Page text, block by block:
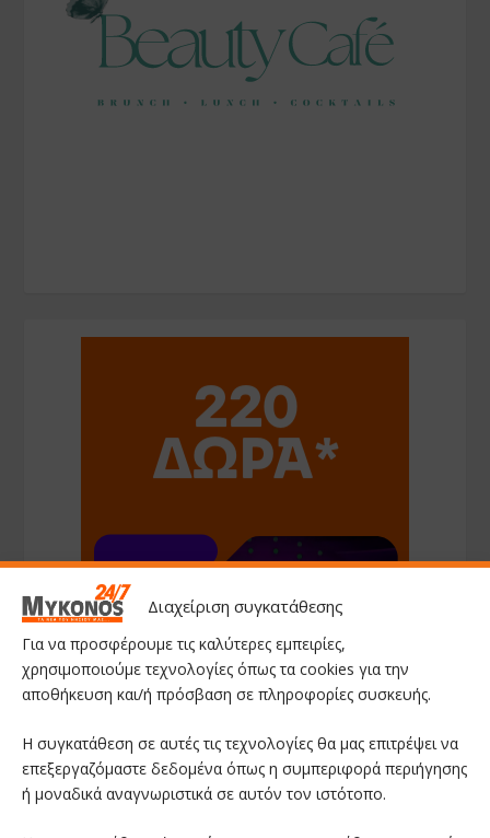
Διαχείριση συγκατάθεσης
Για να προσφέρουμε τις καλύτερες εμπειρίες,
χρησιμοποιούμε τεχνολογίες όπως τα cookies για την
αποθήκευση και/ή πρόσβαση σε πληροφορίες συσκευής.
Η συγκατάθεση σε αυτές τις τεχνολογίες θα μας επιτρέψει να
επεξεργαζόμαστε δεδομένα όπως η συμπεριφορά περιήγησης
ή μοναδικά αναγνωριστικά σε αυτόν τον ιστότοπο.